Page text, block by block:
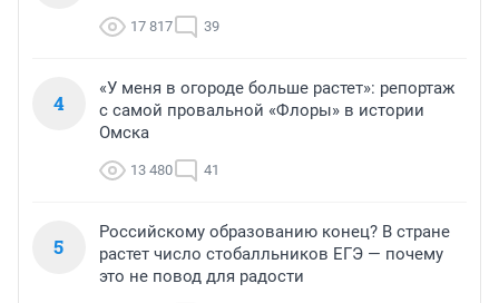
17 817 39
4
«У меня в огороде больше растет»: репортаж
с самой провальной «Флоры» в истории
Омска
13 480 41
5
Российскому образованию конец? В стране
растет число стобалльников ЕГЭ — почему
это не повод для радости